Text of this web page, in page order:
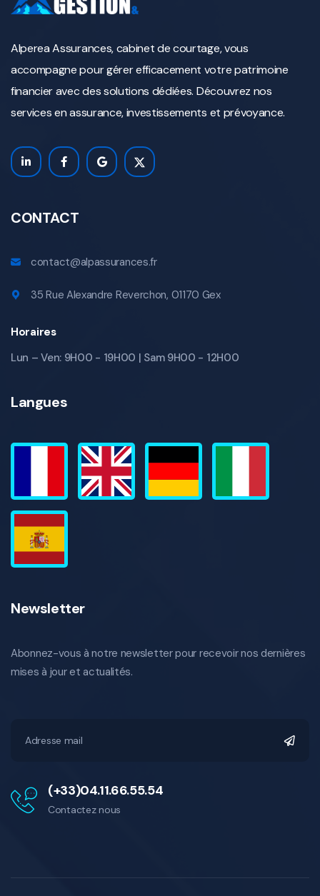
Alperea Assurances, cabinet de courtage, vous
accompagne pour gérer efficacement votre patrimoine
financier avec des solutions dédiées. Découvrez nos
services en assurance, investissements et prévoyance.
CONTACT
contact@alpassurances.fr
35 Rue Alexandre Reverchon, 01170 Gex
Horaires
Lun – Ven: 9H00 - 19H00 | Sam 9H00 - 12H00
Langues
Newsletter
Abonnez-vous à notre newsletter pour recevoir nos dernières
mises à jour et actualités.
(+33)04.11.66.55.54
Contactez nous